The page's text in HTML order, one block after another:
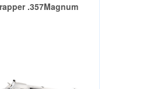
.357Magnum